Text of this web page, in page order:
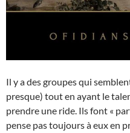
Il y a des groupes qui
presque) tout en ayant le
prendre une ride. Ils font «
pense pas toujours à eux en